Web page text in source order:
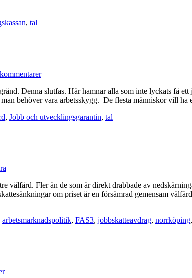
, tal
Denna slutfas. Här hamnar alla som inte lyckats få
behöver vara arbetsskygg. De flesta människor vill
, Jobb och utvecklingsgarantin, tal
välfärd. Fler än de som är direkt drabbade av
om priset är en försämrad gemensam
arbetsmarknadspolitik, FAS3, jobbskatteavdrag, norrköping,